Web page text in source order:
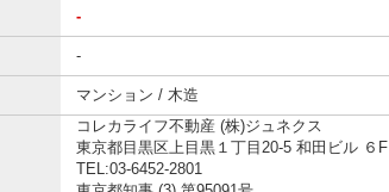
-
-
マンション / 木造
コレカライフ不動産 (株)ジュネクス
東京都目黒区上目黒１丁目20-5 和田ビル ６F
TEL:03-6452-2801